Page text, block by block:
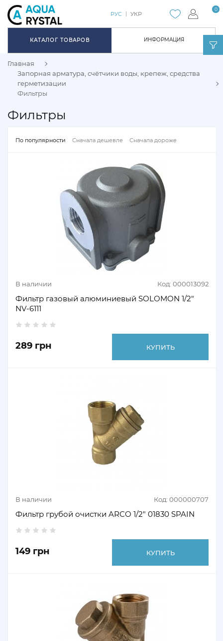
ИНФОРМАЦИЯ
0
РУС УКР
КАТАЛОГ ТОВАРОВ
Главная
Запорная арматура, счётчики воды, крепеж, средства
герметизации
Фильтры
Фильтры
По популярности Сначала дешевле Сначала дороже
В наличии Код: 000013092
Фильтр газовый алюминиевый SOLOMON 1/2"
NV-6111
289 грн КУПИТЬ
В наличии Код: 000000707
Фильтр грубой очистки ARCO 1/2" 01830 SPAIN
149 грн КУПИТЬ